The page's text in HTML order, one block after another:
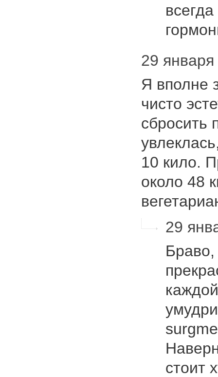
29
Я вполне
чисто
сбросить
10 кило.
около 48
29
стоит